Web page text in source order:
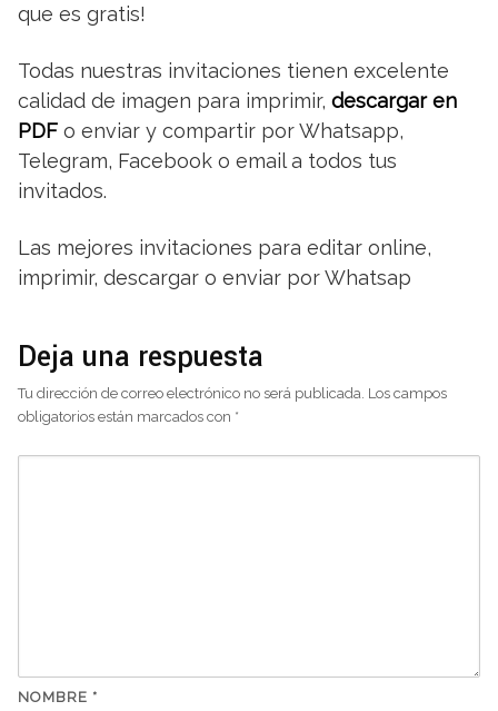
que es gratis!
Todas nuestras invitaciones tienen excelente
calidad de imagen para imprimir, descargar en
PDF o enviar y compartir por Whatsapp,
Telegram, Facebook o email a todos tus
invitados.
Las mejores invitaciones para editar online,
imprimir, descargar o enviar por Whatsap
Deja una respuesta
Tu dirección de correo electrónico no será publicada. Los campos
obligatorios están marcados con *
NOMBRE *